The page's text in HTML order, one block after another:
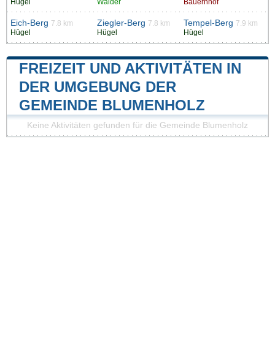
Hügel
Wälder
Bauernhof
Eich-Berg 7.8 km
Hügel
Ziegler-Berg 7.8 km
Hügel
Tempel-Berg 7.9 km
Hügel
FREIZEIT UND AKTIVITÄTEN IN
DER UMGEBUNG DER
GEMEINDE BLUMENHOLZ
Keine Aktivitäten gefunden für die Gemeinde Blumenholz